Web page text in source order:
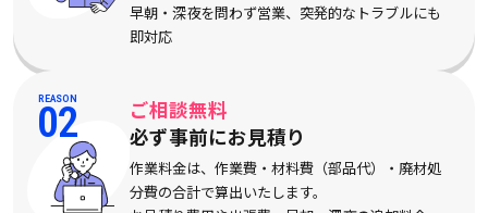
早朝・深夜を問わず営業、突発的なトラブルにも
即対応
REASON
02
ご相談無料
必ず事前にお見積り
作業料金は、作業費・材料費（部品代）・廃材処
分費の合計で算出いたします。